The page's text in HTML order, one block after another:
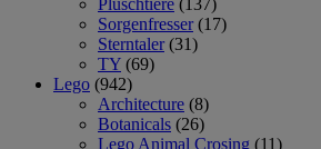
Sorgenfresser (17)
Sterntaler (31)
TY (69)
Lego (942)
Architecture (8)
Botanicals (26)
Lego Animal Crosing (11)